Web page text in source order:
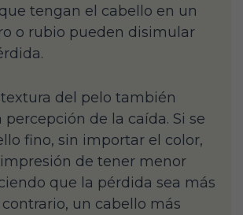
tengan el cabello en un
o rubio pueden disimular
del pelo también
de la caída. Si se
fino, sin importar el color,
de tener menor
que la pérdida sea más
un cabello más